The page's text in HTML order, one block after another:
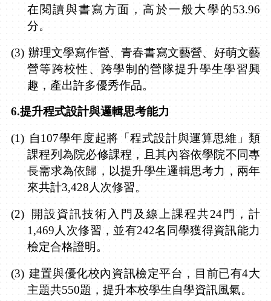
在閱讀與書寫方面，高於一般大學的53.96
分。
(3) 辦理文學寫作營、青春書寫文藝營、好萌文藝
營等跨校性、跨學制的營隊提升學生學習興
趣，產出許多優秀作品。
6.提升程式設計與邏輯思考能力
(1) 自107學年度起將「程式設計與運算思維」類
課程列為院必修課程，且其內容依學院不同專
長需求為依歸，以提升學生邏輯思考力，兩年
來共計3,428 人次修習。
(2) 開設資訊技術入門及線上課程共24門，計
1,469 人次修習，並有242名同學獲得資訊能力
檢定合格證明。
(3) 建置與優化校內資訊檢定平台，目前已有4大
主題共550題，提升本校學生自學資訊風氣。